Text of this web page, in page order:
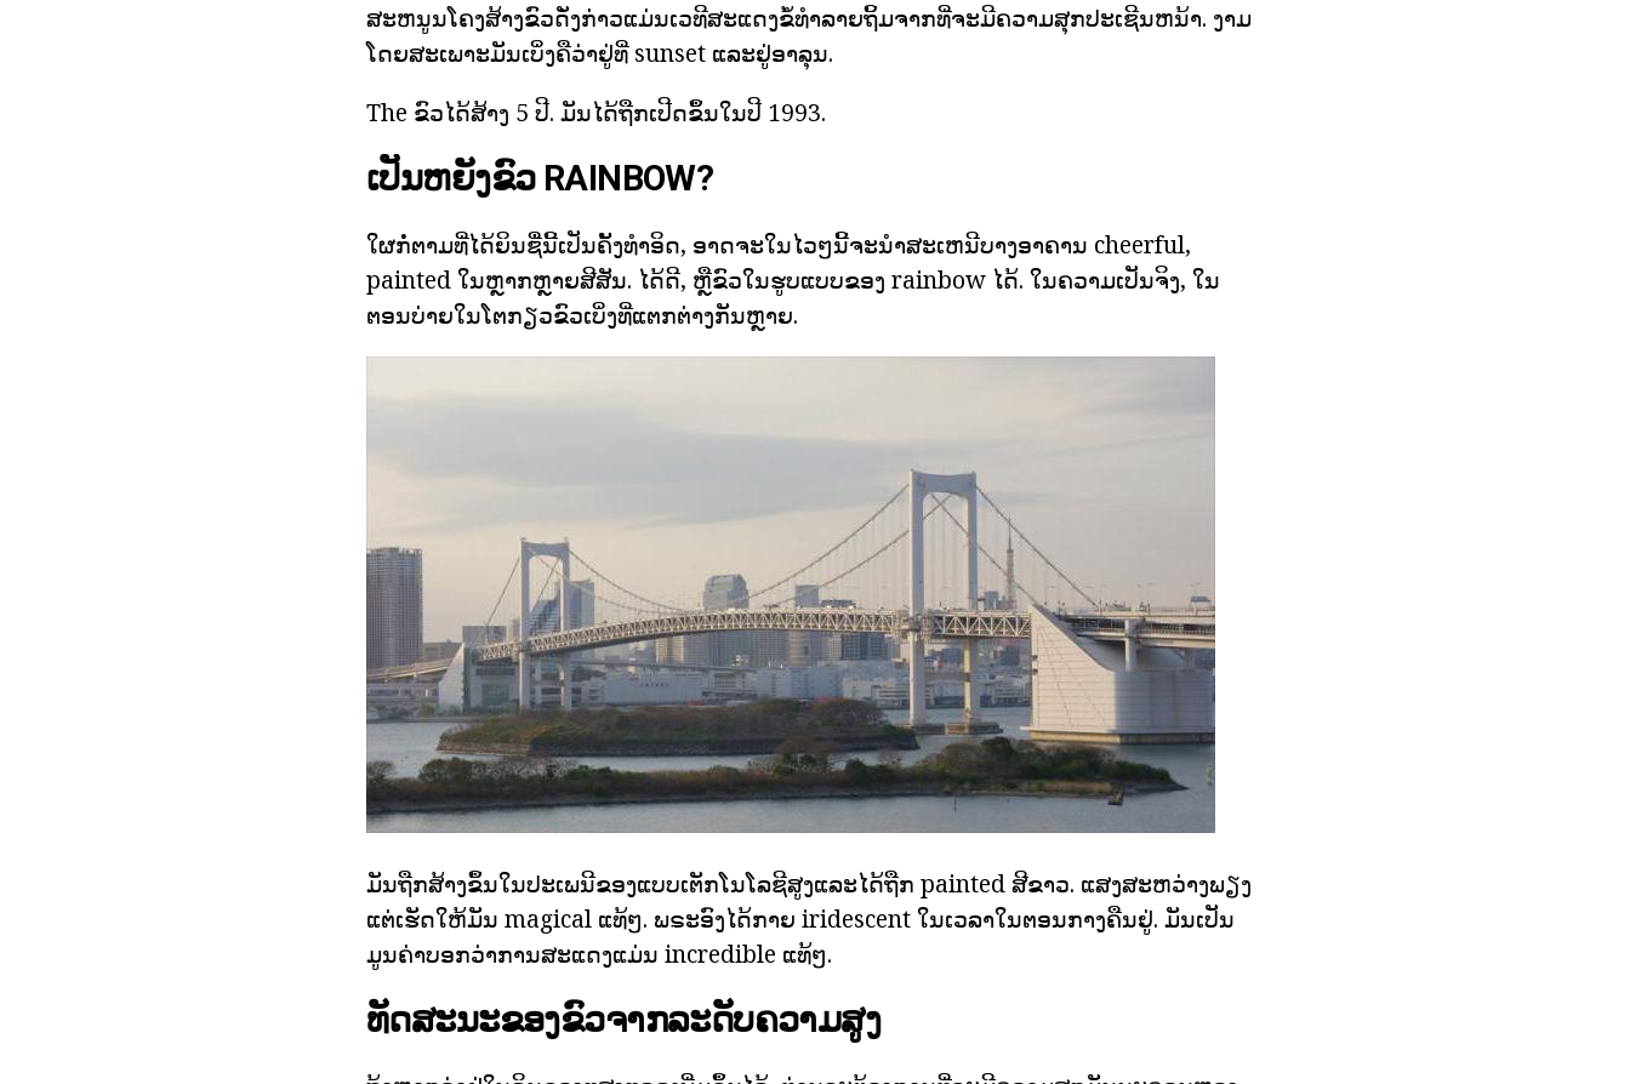
ສະຫນູນໂຄງສ້າງຂົວດັ່ງກ່າວແມ່ນເວທີສະແດງຂໍ້ທໍາລາຍຖິ້ມຈາກທີ່ຈະມີຄວາມສຸກປະເຊີນຫນ້າ. ງາມ
ໂດຍສະເພາະມັນເບິ່ງຄືວ່າຢູ່ທີ່ sunset ແລະຢູ່ອາລຸນ.
The ຂົວໄດ້ສ້າງ 5 ປີ. ມັນໄດ້ຖືກເປີດຂຶ້ນໃນປີ 1993.
ເປັນຫຍັງຂົວ RAINBOW?
ໃຜກໍ່ຕາມທີ່ໄດ້ຍິນຊື່ນີ້ເປັນຄັ້ງທໍາອິດ, ອາດຈະໃນໄວໆນີ້ຈະນໍາສະເຫນີບາງອາຄານ cheerful,
painted ໃນຫຼາກຫຼາຍສີສັນ. ໄດ້ດີ, ຫຼືຂົວໃນຮູບແບບຂອງ rainbow ໄດ້. ໃນຄວາມເປັນຈິງ, ໃນ
ຕອນບ່າຍໃນໂຕກຽວຂົວເບິ່ງທີ່ແຕກຕ່າງກັນຫຼາຍ.
ມັນຖືກສ້າງຂຶ້ນໃນປະເພນີຂອງແບບເຕັກໂນໂລຊີສູງແລະໄດ້ຖືກ painted ສີຂາວ. ແສງສະຫວ່າງພຽງ
ແຕ່ເຮັດໃຫ້ມັນ magical ແທ້ໆ. ພຣະອົງໄດ້ກາຍ iridescent ໃນເວລາໃນຕອນກາງຄືນຢູ່. ມັນເປັນ
ມູນຄ່າບອກວ່າການສະແດງແມ່ນ incredible ແທ້ໆ.
ທັດສະນະຂອງຂົວຈາກລະດັບຄວາມສູງ